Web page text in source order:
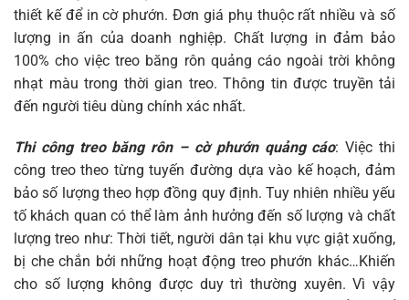
thiết kế để in cờ phướn. Đơn giá phụ thuộc rất nhiều và số
lượng in ấn của doanh nghiệp. Chất lượng in đảm bảo
100% cho việc treo băng rôn quảng cáo ngoài trời không
nhạt màu trong thời gian treo. Thông tin được truyền tải
đến người tiêu dùng chính xác nhất.
Thi công treo băng rôn – cờ phướn quảng cáo: Việc thi
công treo theo từng tuyến đường dựa vào kế hoạch, đảm
bảo số lượng theo hợp đồng quy định. Tuy nhiên nhiều yếu
tố khách quan có thể làm ảnh hưởng đến số lượng và chất
lượng treo như: Thời tiết, người dân tại khu vực giật xuống,
bị che chắn bởi những hoạt động treo phướn khác…Khiến
cho số lượng không được duy trì thường xuyên. Vì vậy